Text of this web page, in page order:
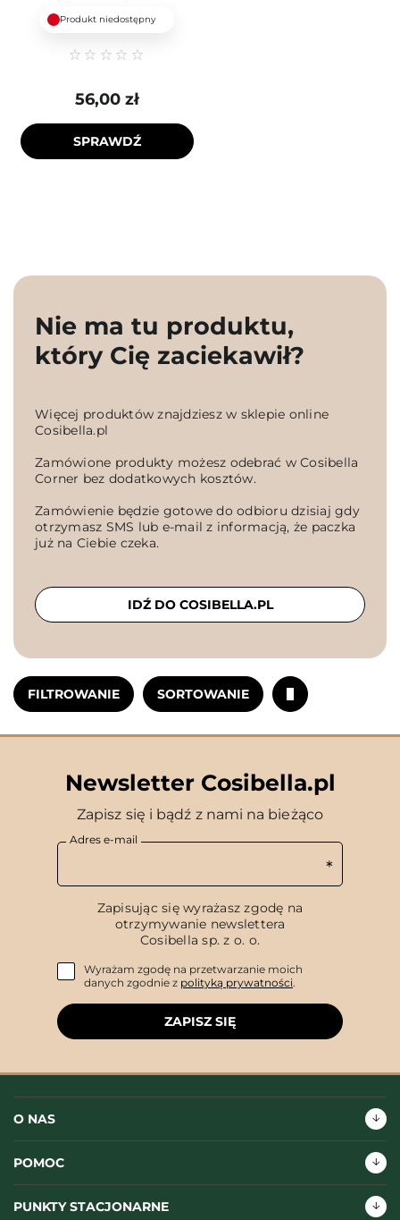
FILTROWANIE SORTOWANIE
Produkt niedostępny
56,00 zł
SPRAWDŹ
Nie ma tu produktu,
który Cię zaciekawił?
Więcej produktów znajdziesz w sklepie online
Cosibella.pl
Zamówione produkty możesz odebrać w Cosibella
Corner bez dodatkowych kosztów.
Zamówienie będzie gotowe do odbioru dzisiaj gdy
otrzymasz SMS lub e-mail z informacją, że paczka
już na Ciebie czeka.
IDŹ DO COSIBELLA.PL
Newsletter Cosibella.pl
Zapisz się i bądź z nami na bieżąco
Adres e-mail
Zapisując się wyrażasz zgodę na
otrzymywanie newslettera
Cosibella sp. z o. o.
Wyrażam zgodę na przetwarzanie moich
danych zgodnie z polityką prywatności.
ZAPISZ SIĘ
O NAS
POMOC
PUNKTY STACJONARNE